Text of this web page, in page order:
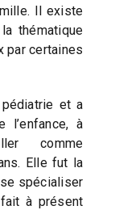
Il existe
thématique
par certaines
et a
l’enfance, à
comme
Elle fut la
spécialiser
à présent